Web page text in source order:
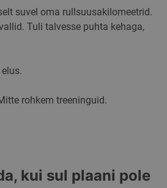
suvel oma rullsuusakilomeetrid.
Tuli talvesse puhta kehaga,
rohkem treeninguid.
kui sul plaani pole